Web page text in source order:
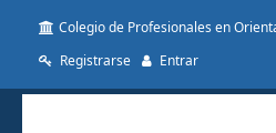
Colegio de Profesionales en
Registrarse
Entrar